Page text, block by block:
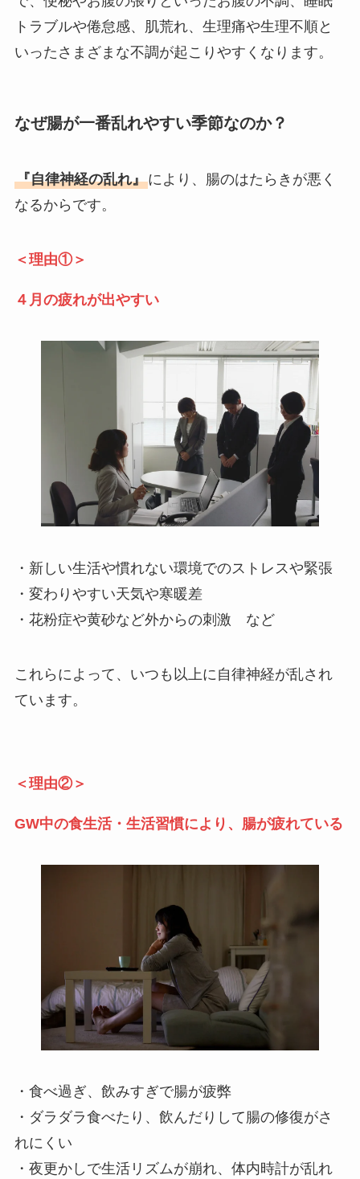
トラブルや倦怠感、肌荒れ、生理痛や生理不順と
いったさまざまな不調が起こりやすくなります。
なぜ腸が一番乱れやすい季節なのか？
『自律神経の乱れ』により、腸のはたらきが悪く
なるからです。
＜理由①＞
４月の疲れが出やすい
・新しい生活や慣れない環境でのストレスや緊張
・変わりやすい天気や寒暖差
・花粉症や黄砂など外からの刺激 など
これらによって、いつも以上に自律神経が乱され
ています。
＜理由②＞
GW中の食生活・生活習慣により、腸が疲れている
・食べ過ぎ、飲みすぎで腸が疲弊
・ダラダラ食べたり、飲んだりして腸の修復がさ
れにくい
・夜更かしで生活リズムが崩れ、体内時計が乱れ